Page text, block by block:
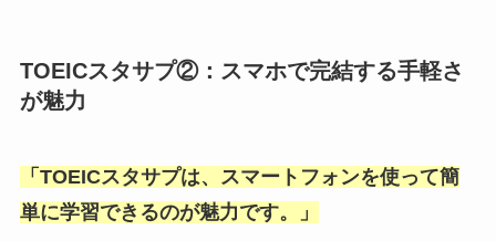
TOEICスタサプ②：スマホで完結する手軽さ
が魅力
「 TOEICスタサプは、スマートフォンを使って簡
単に学習できるのが魅力です。
」